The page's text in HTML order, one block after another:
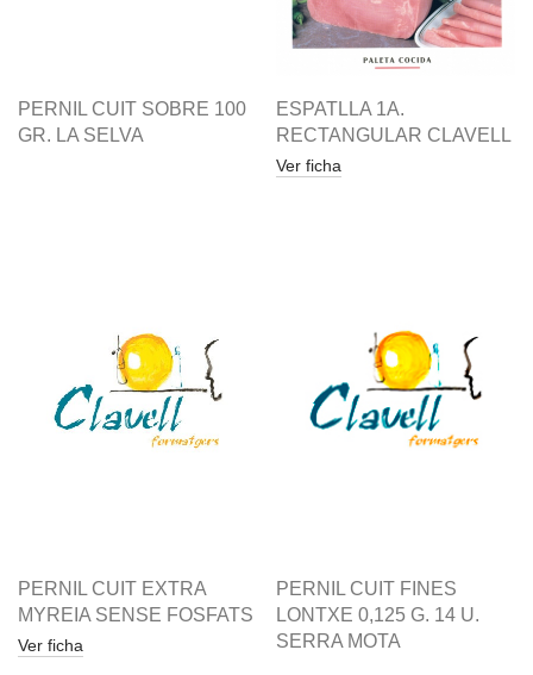
PERNIL CUIT SOBRE 100
GR. LA SELVA
ESPATLLA 1A.
RECTANGULAR CLAVELL
Ver ficha
PERNIL CUIT EXTRA
MYREIA SENSE FOSFATS
Ver ficha
PERNIL CUIT FINES
LONTXE 0,125 G. 14 U.
SERRA MOTA